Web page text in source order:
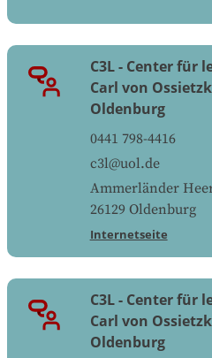
C3L - Center für
Carl von
Oldenburg
0441 798-4416
c3l@uol.de
Ammerländer
26129 Oldenburg
Internetseite
C3L - Center für
Carl von
Oldenburg